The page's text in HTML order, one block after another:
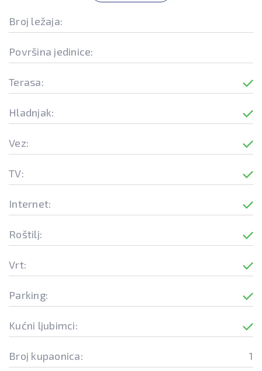
Broj ležaja:
Površina jedinice:
Terasa:
Hladnjak:
Vez:
TV:
Internet:
Roštilj:
Vrt:
Parking:
Kućni ljubimci:
Broj kupaonica: 1